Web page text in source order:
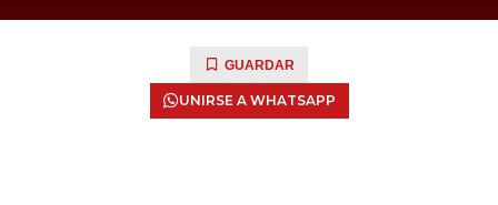
GUARDAR
UNIRSE A WHATSAPP